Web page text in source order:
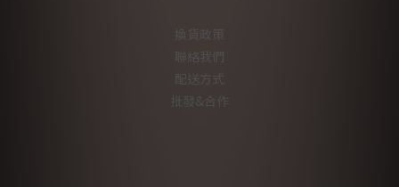
換貨政策
聯絡我們
配送方式
批發&合作